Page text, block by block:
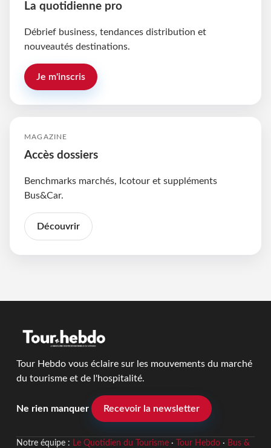
La quotidienne pro
Débrief business, tendances distribution et
nouveautés destinations.
Je m'inscris
MAGAZINE
Accès dossiers
Benchmarks marchés, Icotour et suppléments
Bus&Car.
Découvrir
Tour Hebdo vous éclaire sur les mouvements du marché
du tourisme et de l'hospitalité.
Ne rien manquer Recevoir la newsletter
Notre équipe : Le Quotidien du Tourisme· Tour Hebdo· Bus &